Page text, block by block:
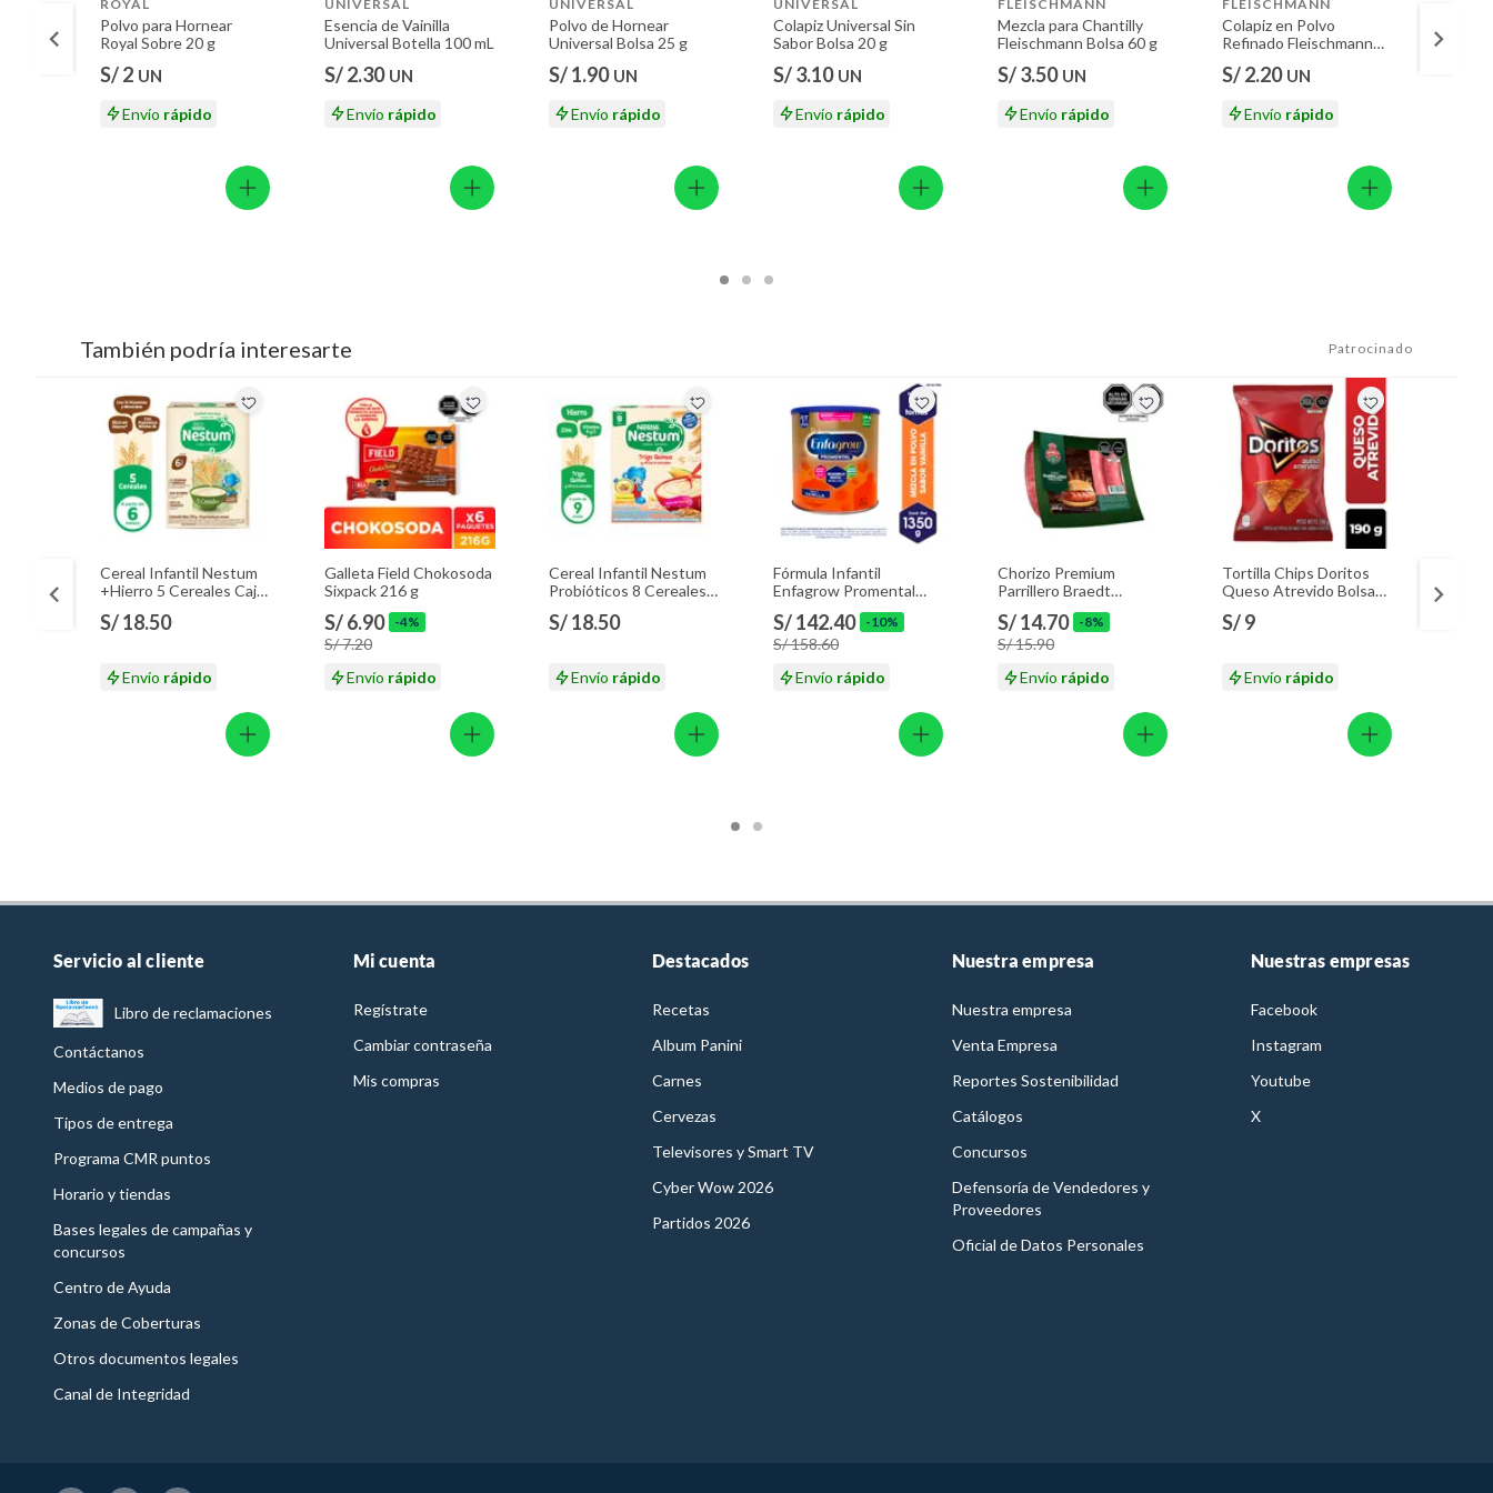
ROYAL
Polvo para Hornear
Royal Sobre 20 g
S/ 2 UN
Envío rápido
UNIVERSAL
Esencia de Vainilla
Universal Botella 100 mL
S/ 2.30 UN
Envío rápido
UNIVERSAL
Polvo de Hornear
Universal Bolsa 25 g
S/ 1.90 UN
Envío rápido
UNIVERSAL
Colapiz Universal Sin
Sabor Bolsa 20 g
S/ 3.10 UN
Envío rápido
FLEISCHMANN
Mezcla para Chantilly
Fleischmann Bolsa 60 g
S/ 3.50 UN
Envío rápido
FLEISCHMANN
Colapiz en Polvo
Refinado Fleischmann
S/ 2.20 UN
Envío rápido
También podría interesarte Patrocinado
Cereal Infantil Nestum
+Hierro 5 Cereales Caja
S/ 18.50
Envío rápido
Galleta Field Chokosoda
Sixpack 216 g
S/ 6.90 -4%
S/ 7.20
Envío rápido
Cereal Infantil Nestum
Probióticos 8 Cereales
S/ 18.50
Envío rápido
Fórmula Infantil
Enfagrow Promental
Vainilla Lata 1.35 Kg
S/ 142.40 -10%
S/ 158.60
Envío rápido
Chorizo Premium
Parrillero Braedt
Empaque 500 g
S/ 14.70 -8%
S/ 15.90
Envío rápido
Tortilla Chips Doritos
Queso Atrevido Bolsa
S/ 9
Envío rápido
Servicio al cliente
Libro de reclamaciones
Contáctanos
Medios de pago
Tipos de entrega
Programa CMR puntos
Horario y tiendas
Bases legales de campañas y
concursos
Centro de Ayuda
Zonas de Coberturas
Otros documentos legales
Canal de Integridad
Mi cuenta
Regístrate
Cambiar contraseña
Mis compras
Destacados
Recetas
Album Panini
Carnes
Cervezas
Televisores y Smart TV
Cyber Wow 2026
Partidos 2026
Nuestra empresa
Nuestra empresa
Venta Empresa
Reportes Sostenibilidad
Catálogos
Concursos
Defensoría de Vendedores y
Proveedores
Oficial de Datos Personales
Nuestras empresas
Facebook
Instagram
Youtube
X